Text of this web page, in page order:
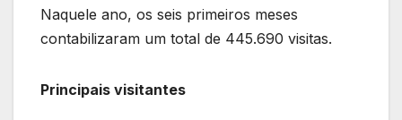
Naquele ano, os seis primeiros meses
contabilizaram um total de 445.690 visitas.
Principais visitantes